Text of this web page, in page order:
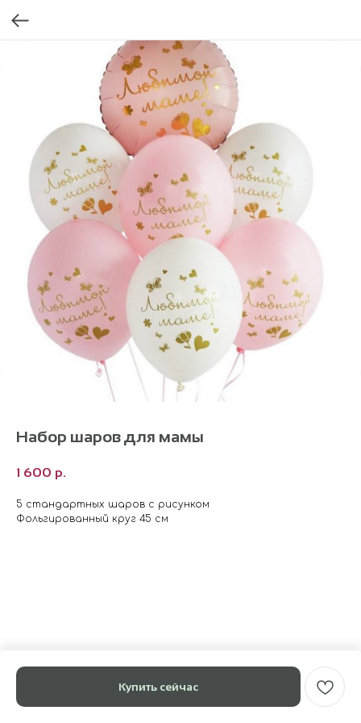
Набор шаров для мамы
1 600 р.
Купить сейчас
5 стандартных шаров с рисунком
Фольгированный круг 45 см